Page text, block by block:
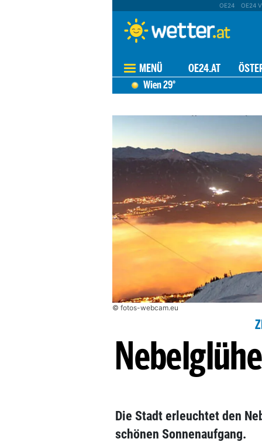
OE24 OE24
MENÜ OE24.AT
Wien29°
© fotos-webcam.eu
Die Stadt erleuchtet den
schönen Sonnenaufgang.